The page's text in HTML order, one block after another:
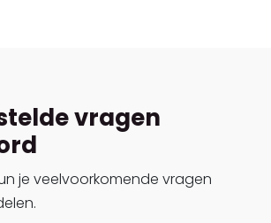
vragen
je veelvoorkomende vragen